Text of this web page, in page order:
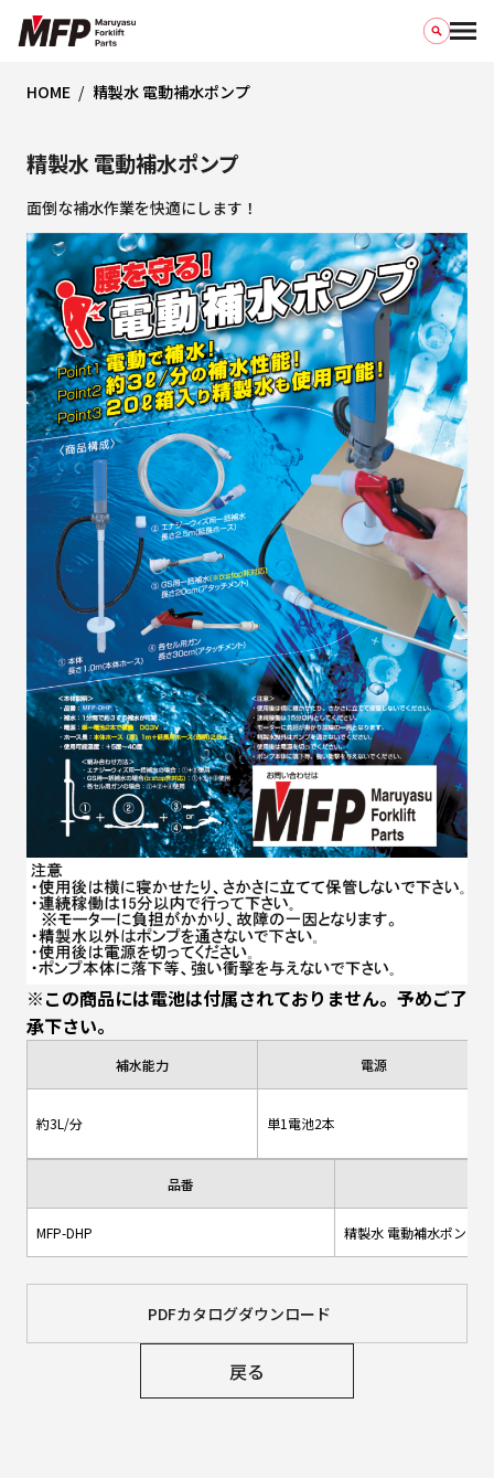
HOME 精製水 電動補水ポンプ
精製水 電動補水ポンプ
面倒な補水作業を快適にします！
※この商品には電池は付属されておりません。予めご了
承下さい。
補水能力 電源
約3L/分 単1電池2本
品番
MFP-DHP 精製水 電動補水ポンプ
PDFカタログダウンロード
戻る